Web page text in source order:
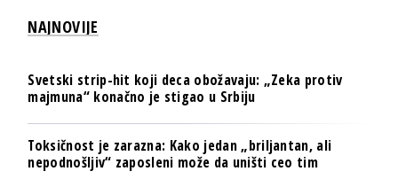
NAJNOVIJE
Svetski strip-hit koji deca obožavaju: „Zeka protiv
majmuna“ konačno je stigao u Srbiju
Toksičnost je zarazna: Kako jedan „briljantan, ali
nepodnošljiv“ zaposleni može da uništi ceo tim